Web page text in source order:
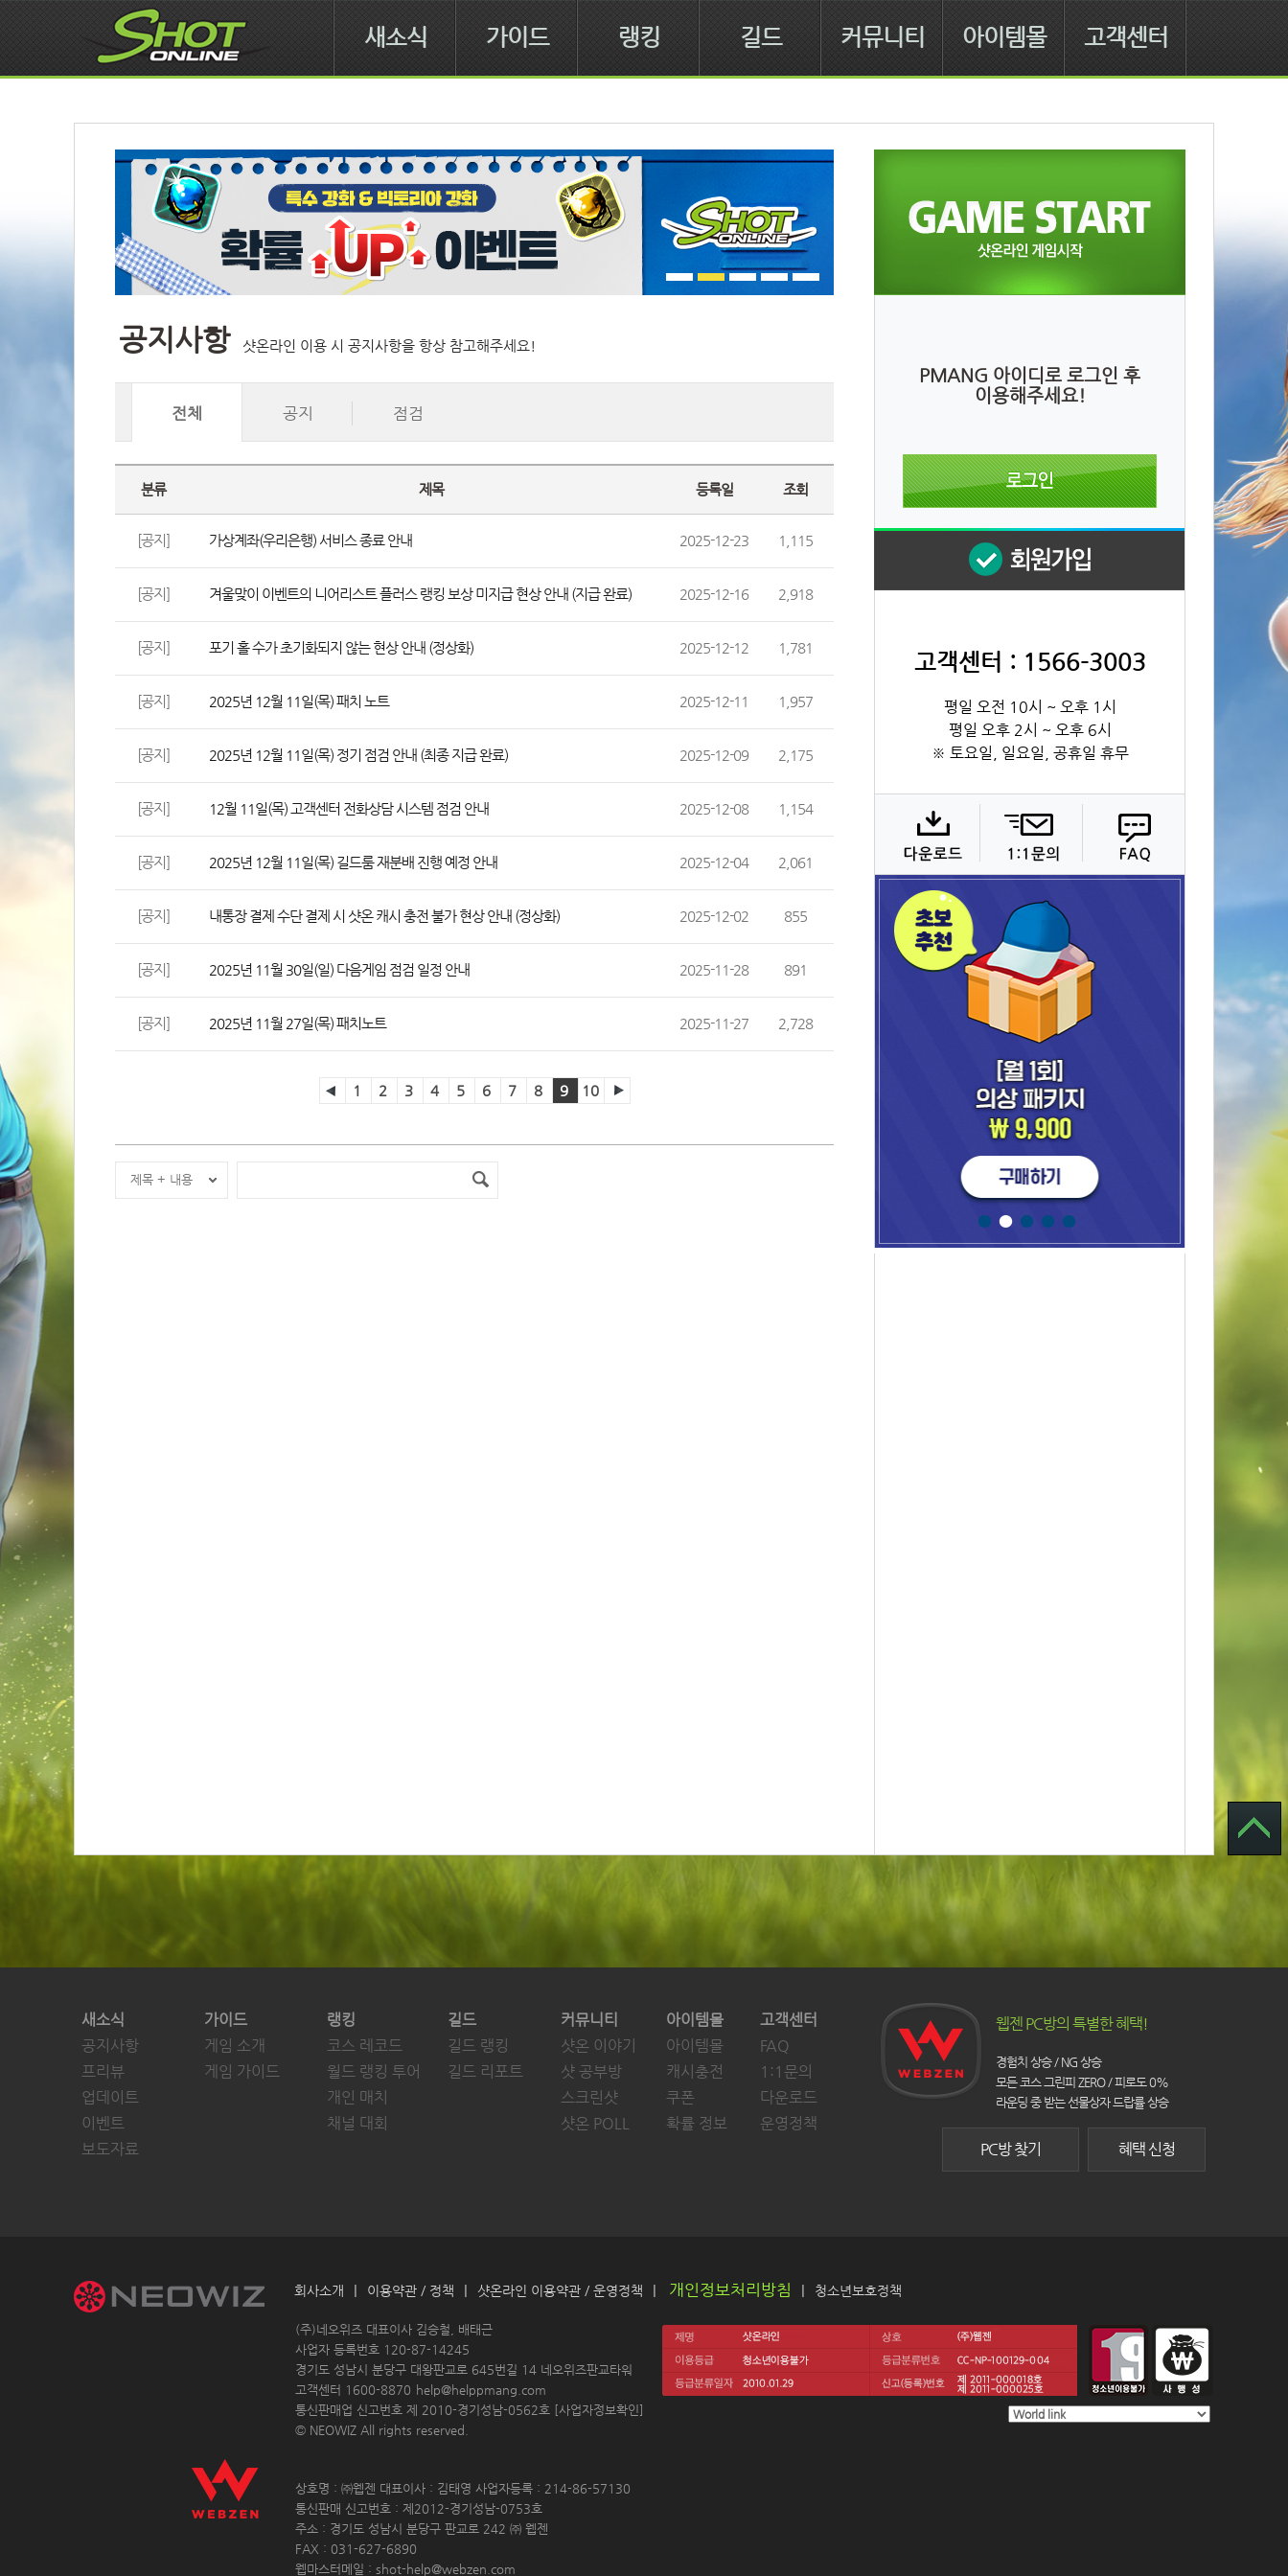
새소식 가이드 랭킹 길드 커뮤니티 아이템몰 고객센터
공지사항 샷온라인 이용 시 공지사항을 항상 참고해주세요!
전체 공지 점검
분류 제목 등록일 조회
[공지] 가상계좌(우리은행) 서비스 종료 안내 2025-12-23 1,115
[공지] 겨울맞이 이벤트의 니어리스트 플러스 랭킹 보상 미지급 현상 안내 (지급 완료) 2025-12-16 2,918
[공지] 포기 홀 수가 초기화되지 않는 현상 안내 (정상화) 2025-12-12 1,781
[공지] 2025년 12월 11일(목) 패치 노트 2025-12-11 1,957
[공지] 2025년 12월 11일(목) 정기 점검 안내 (최종 지급 완료) 2025-12-09 2,175
[공지] 12월 11일(목) 고객센터 전화상담 시스템 점검 안내 2025-12-08 1,154
[공지] 2025년 12월 11일(목) 길드룸 재분배 진행 예정 안내 2025-12-04 2,061
[공지] 내통장 결제 수단 결제 시 샷온 캐시 충전 불가 현상 안내 (정상화) 2025-12-02 855
[공지] 2025년 11월 30일(일) 다음게임 점검 일정 안내 2025-11-28 891
[공지] 2025년 11월 27일(목) 패치노트 2025-11-27 2,728
1 2 3 4 5 6 7 8 9 10
제목 + 내용
PMANG 아이디로 로그인 후
이용해주세요!
고객센터 : 1566-3003
평일 오전 10시 ~ 오후 1시
평일 오후 2시 ~ 오후 6시
※ 토요일, 일요일, 공휴일 휴무
새소식
공지사항
프리뷰
업데이트
이벤트
보도자료
가이드
게임 소개
게임 가이드
랭킹
코스 레코드
월드 랭킹 투어
개인 매치
채널 대회
길드
길드 랭킹
길드 리포트
커뮤니티
샷온 이야기
샷 공부방
스크린샷
샷온 POLL
아이템몰
아이템몰
캐시충전
쿠폰
확률 정보
고객센터
FAQ
1:1문의
다운로드
운영정책
웹젠 PC방의 특별한 혜택!
경험치 상승 / NG 상승
모든 코스 그린피 ZERO / 피로도 0%
라운딩 중 받는 선물상자 드랍률 상승
혜택 신청
PC방 찾기
회사소개 | 이용약관 / 정책 | 샷온라인 이용약관 / 운영정책 | 개인정보처리방침 | 청소년보호정책
(주)네오위즈 대표이사 김승철, 배태근
사업자 등록번호 120-87-14245
경기도 성남시 분당구 대왕판교로 645번길 14 네오위즈판교타워
고객센터 1600-8870 help@helppmang.com
통신판매업 신고번호 제 2010-경기성남-0562호 [사업자정보확인]
© NEOWIZ All rights reserved.
상호명 : ㈜웹젠 대표이사 : 김태영 사업자등록 : 214-86-57130
통신판매 신고번호 : 제2012-경기성남-0753호
주소 : 경기도 성남시 분당구 판교로 242 ㈜ 웹젠
FAX : 031-627-6890
웹마스터메일 : shot-help@webzen.com